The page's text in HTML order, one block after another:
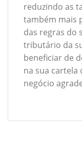
reduzindo as
também mais
das regras do
tributário da
beneficiar de
na sua cartela
negócio